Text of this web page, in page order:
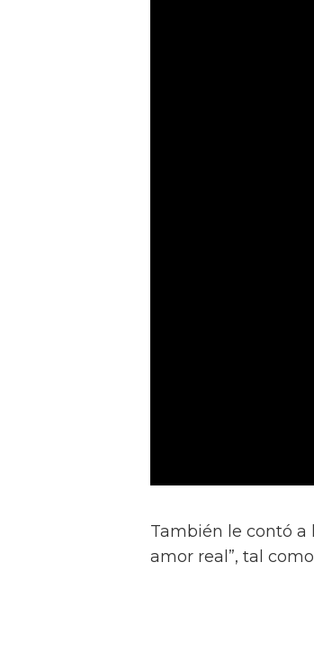
También le contó a
amor real”, tal